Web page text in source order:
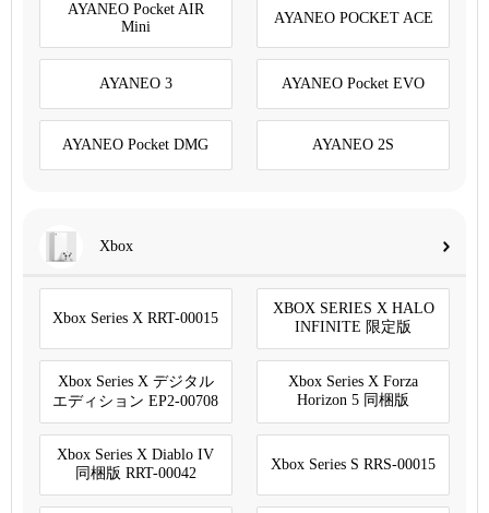
AYANEO Pocket AIR
Mini
AYANEO POCKET ACE
AYANEO 3 AYANEO Pocket EVO
AYANEO Pocket DMG AYANEO 2S
Xbox
Xbox Series X RRT-00015
XBOX SERIES X HALO
INFINITE 限定版
Xbox Series X デジタル
エディション EP2-00708
Xbox Series X Forza
Horizon 5 同梱版
Xbox Series X Diablo IV
同梱版 RRT-00042
Xbox Series S RRS-00015